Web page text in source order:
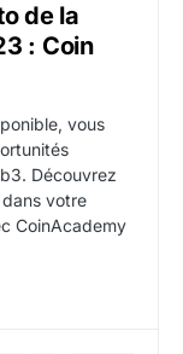
de la
: Coin
vous
Découvrez
votre
CoinAcademy